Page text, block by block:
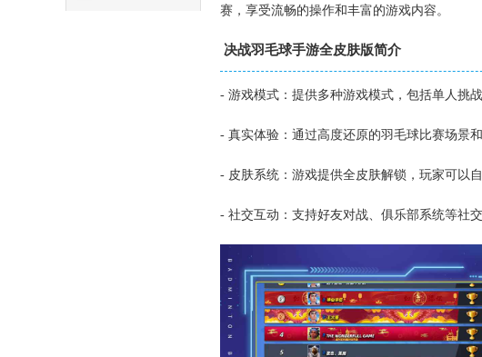
赛，享受流畅的操作和丰富的游戏内容。
决战羽毛球手游全皮肤版简介
- 游戏模式：提供多种游戏模式，包括单人挑战
- 真实体验：通过高度还原的羽毛球比赛场景
- 皮肤系统：游戏提供全皮肤解锁，玩家可以
- 社交互动：支持好友对战、俱乐部系统等社